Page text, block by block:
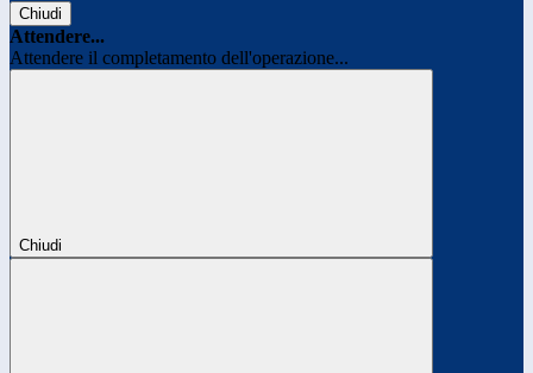
Chiudi
Attendere...
Attendere il completamento dell'operazione...
Chiudi